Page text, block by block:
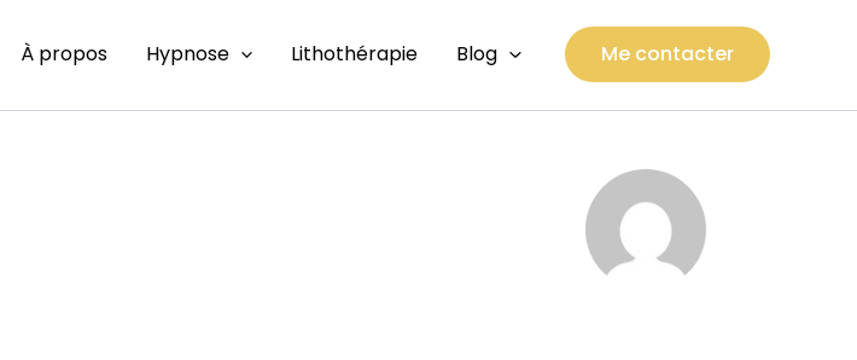
À propos Hypnose Lithothérapie Blog Me contacter